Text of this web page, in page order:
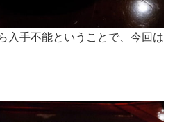
入手不能ということで、今回は